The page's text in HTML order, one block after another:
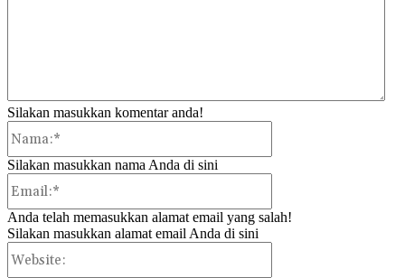
Silakan masukkan komentar anda!
Silakan masukkan nama Anda di sini
Anda telah memasukkan alamat email yang salah!
Silakan masukkan alamat email Anda di sini